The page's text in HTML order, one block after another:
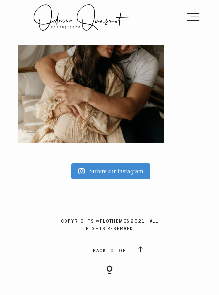
Suivre sur Instagram
COPYRIGHTS ©FLOTHEMES 2021 | ALL
RIGHTS RESERVED
BACK TO TOP
INFOS
MON TRAVAIL
VOS MOTS D'AMOUR
GALERIES CLIENTS
RÉSERVER